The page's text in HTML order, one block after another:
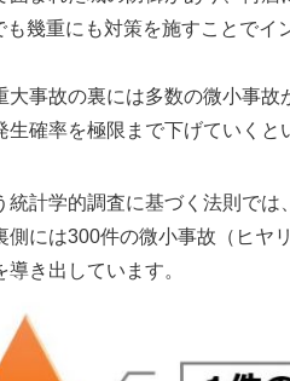
幾重にも対策を施すことで
大事故の裏には多数の微小事
確率を極限まで下げていくと
統計学的調査に基づく法則で
側には300件の微小事故（ヒヤ
き出しています。